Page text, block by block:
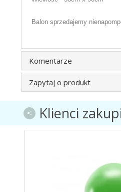
Balon sprzedajemy
Komentarze
Zapytaj o produkt
Klienci
<